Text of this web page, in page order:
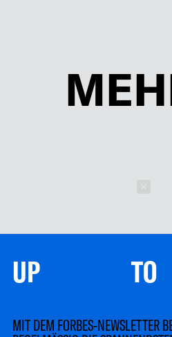
UP TO
MIT DEM FORBES-NEWSLETTER